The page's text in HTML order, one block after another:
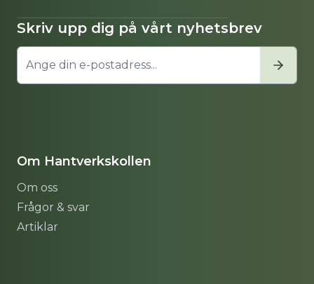
Skriv upp dig på vårt nyhetsbrev
Om Hantverkskollen
Om oss
Frågor & svar
Artiklar